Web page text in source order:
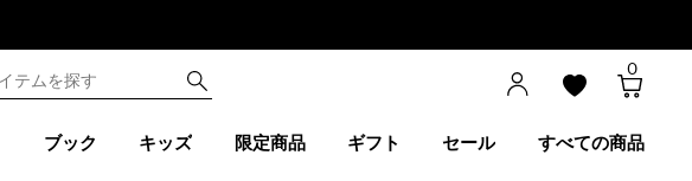
0
ブック キッズ 限定商品 ギフト セール すべての商品